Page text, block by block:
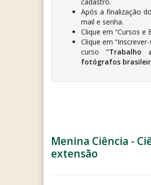
Após a finalização
mail e senha.
Clique em “Cursos e
Clique em
curso "Trabalho
fotógrafos
Menina Ciência -
extensão